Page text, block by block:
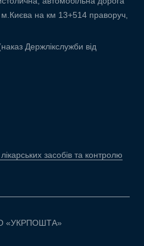
м.Києва на км 13+514 праворуч,
Держлікслужби від
засобів та контролю
«УКРПОШТА»